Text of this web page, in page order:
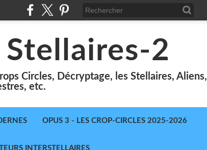
2
Circles, Décryptage, les Stellaires, Aliens,
etc.
OPUS 3 - LES CROP-CIRCLES 2025-2026
INTERSTELLAIRES